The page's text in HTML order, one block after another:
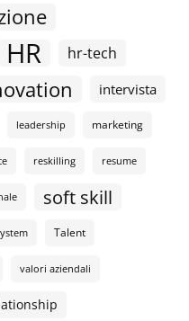
HR hr-tech
intervista
leadership marketing
reskilling resume
soft skill
Talent
valori aziendali